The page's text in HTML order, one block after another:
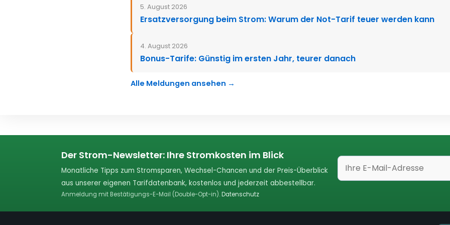
5. August 2026
Ersatzversorgung beim Strom: Warum der Not-Tarif teuer werden kann
4. August 2026
Bonus-Tarife: Günstig im ersten Jahr, teurer danach
Alle Meldungen ansehen →
Der Strom-Newsletter: Ihre Stromkosten im Blick
Monatliche Tipps zum Stromsparen, Wechsel-Chancen und der Preis-Überblick
aus unserer eigenen Tarifdatenbank, kostenlos und jederzeit abbestellbar.
Anmeldung mit Bestätigungs-E-Mail (Double-Opt-in).Datenschutz